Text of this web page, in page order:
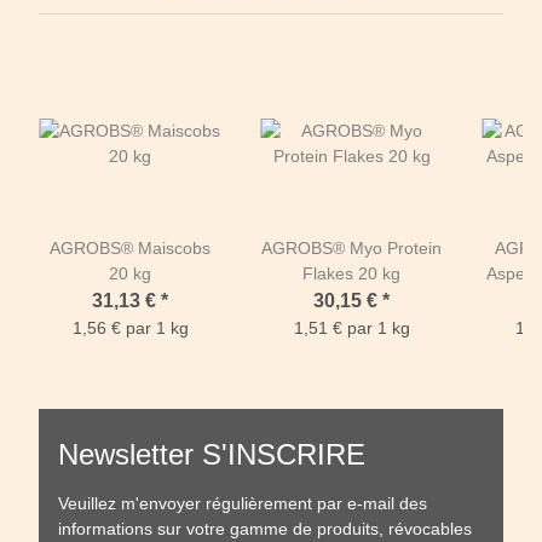
AGROBS® Maiscobs
20 kg
31,13 € *
1,56 € par 1 kg
AGROBS® Myo Protein
Flakes 20 kg
30,15 € *
1,51 € par 1 kg
Newsletter S'INSCRIRE
Veuillez m'envoyer régulièrement par e-mail des
informations sur votre gamme de produits, révocables